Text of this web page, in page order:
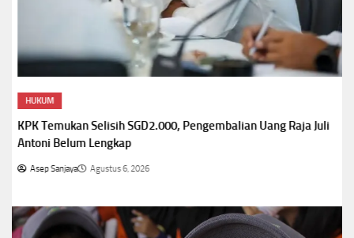
HUKUM
KPK Temukan Selisih SGD2.000, Pengembalian Uang Raja Juli
Antoni Belum Lengkap
Asep Sanjaya Agustus 6, 2026